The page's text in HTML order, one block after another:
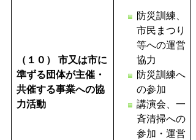
（１０）
市又は市に
準ずる団体が主催・
共催する事業への協
力活動
防災訓練、
市民まつり
等への運営
協力
防災訓練へ
の参加
講演会、一
斉清掃への
参加・運営